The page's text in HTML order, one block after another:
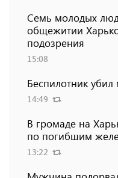
Семь молодых
общежитии
подозрения
15:08
Беспилотник
14:49
В громаде на
по погибшим
13:22